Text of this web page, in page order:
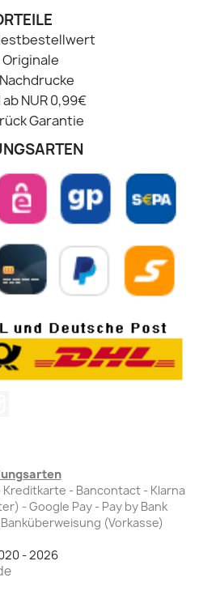
Originale
NUR 0,99€
Garantie
Kreditkarte - Bancontact - Klarna
- Google Pay - Pay by Bank
(Vorkasse)
- 2026